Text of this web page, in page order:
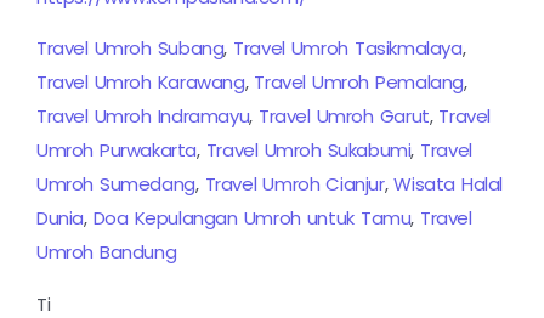
Travel Umroh Subang, Travel Umroh Tasikmalaya,
Travel Umroh Karawang, Travel Umroh Pemalang,
Travel Umroh Indramayu, Travel Umroh Garut, Travel
Umroh Purwakarta, Travel Umroh Sukabumi, Travel
Umroh Sumedang, Travel Umroh Cianjur,Wisata Halal
Dunia, Doa Kepulangan Umroh untuk Tamu, Travel
Umroh Bandung
Ti